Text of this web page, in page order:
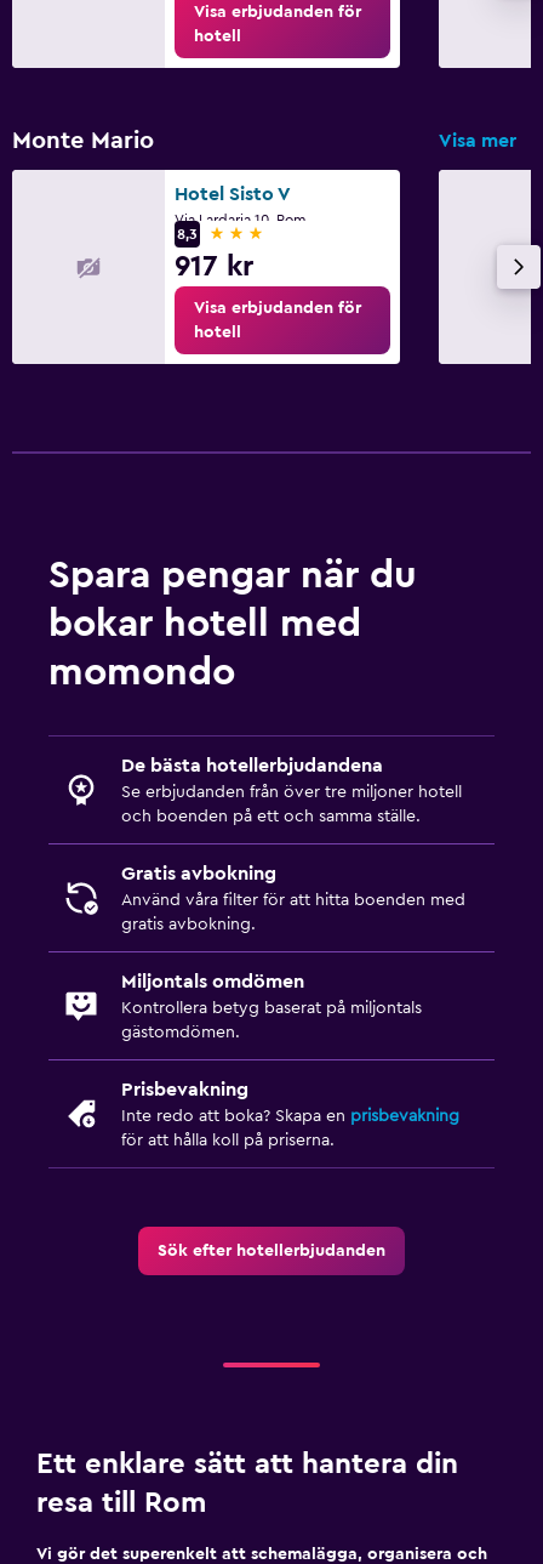
Delat lounge/TV-område
TV
Tvättstuga
Tvättstuga
Tvätt-/kemtvättsservice
Strykjärn och strykbräda
Kassaskåp
Saker att göra
Golf
Bowling
Utomhus
Strandstolar
Fax/kopieringsmöjligheter
Visa erbjudanden för
hotell
Monte Mario Visa mer
Hotel Sisto V
Via Lardaria 10, Rom
8,3
3 stjärnor
917 kr
Visa erbjudanden för
hotell
Spara pengar när du
bokar hotell med
momondo
De bästa hotellerbjudandena
Se erbjudanden från över tre miljoner hotell
och boenden på ett och samma ställe.
Gratis avbokning
Använd våra filter för att hitta boenden med
gratis avbokning.
Miljontals omdömen
Kontrollera betyg baserat på miljontals
gästomdömen.
Prisbevakning
Inte redo att boka? Skapa en prisbevakning
för att hålla koll på priserna.
Sök efter hotellerbjudanden
Ett enklare sätt att hantera din
resa till Rom
Vi gör det superenkelt att schemalägga, organisera och